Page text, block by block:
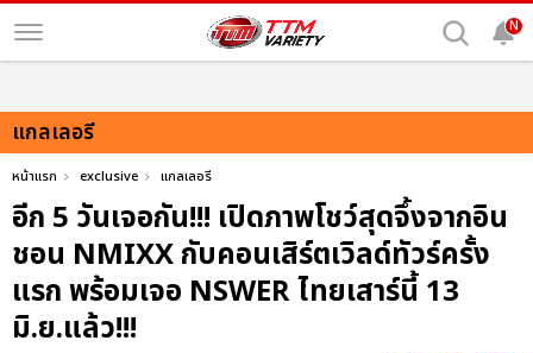
N
แกลเลอรี
หน้าแรก exclusive แกลเลอรี
อีก 5 วันเจอกัน!!! เปิดภาพโชว์สุดจึ้งจากอิน
ชอน NMIXX กับคอนเสิร์ตเวิลด์ทัวร์ครั้ง
แรก พร้อมเจอ NSWER ไทยเสาร์นี้ 13
มิ.ย.แล้ว!!!